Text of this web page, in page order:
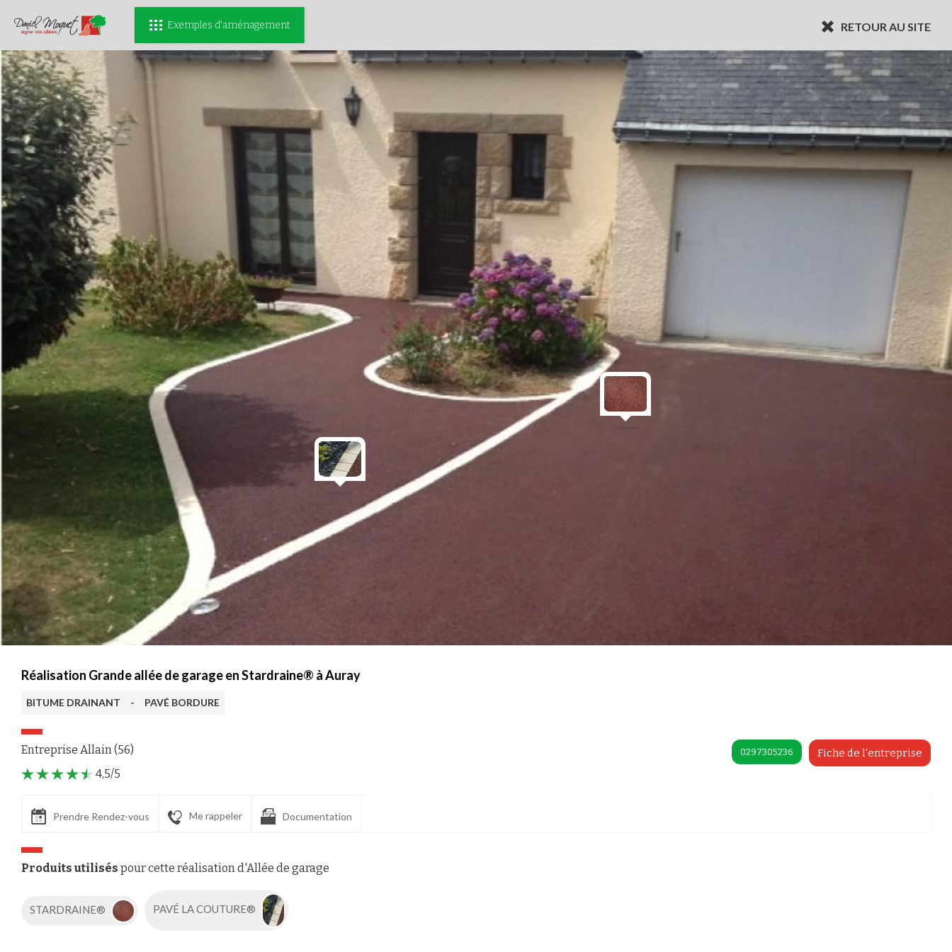
RETOUR AU SITE
Exemples d'aménagement
Réalisation Grande allée de garage en Stardraine® à Auray
BITUME DRAINANT - PAVÉ BORDURE
Entreprise Allain (56) Fiche de l'entreprise
0297305236
4,5/5
Prendre Rendez-vous Me rappeler Documentation
Produits utilisés pour cette réalisation d'Allée de garage
STARDRAINE® PAVÉ LA COUTURE®